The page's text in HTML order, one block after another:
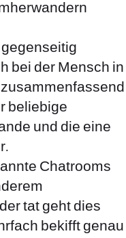
bei der Mensch in
beliebige
und die eine
Chatrooms
tat geht dies
bekifft genau